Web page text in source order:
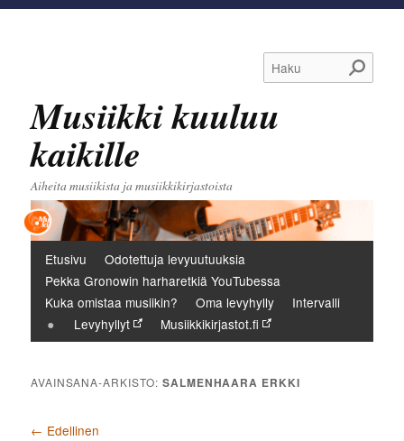
Haku
Musiikki kuuluu
kaikille
Aiheita musiikista ja musiikkikirjastoista
Päävalikko
Etusivu
Odotettuja levyuutuuksia
Pekka Gronowin harharetkiä YouTubessa
Kuka omistaa musiikin?
Oma levyhylly
Intervalli
Levyhyllyt
Musiikkikirjastot.fi
AVAINSANA-ARKISTO:SALMENHAARA ERKKI
Artikkelien selaus
← Edellinen